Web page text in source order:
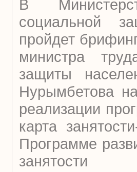
В
социальной
пройдет
министра
защиты
Нурымбетова
реализации
карта
Программе
занятости